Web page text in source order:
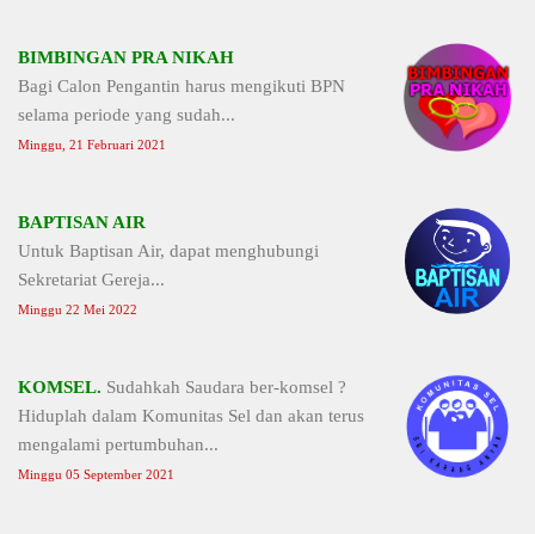
BIMBINGAN PRA NIKAH
Bagi Calon Pengantin harus mengikuti BPN
selama periode yang sudah...
Minggu, 21 Februari 2021
BAPTISAN AIR
Untuk Baptisan Air, dapat menghubungi
Sekretariat Gereja...
Minggu 22 Mei 2022
KOMSEL. Sudahkah Saudara ber-komsel ?
Hiduplah dalam Komunitas Sel dan akan terus
mengalami pertumbuhan...
Minggu 05 September 2021